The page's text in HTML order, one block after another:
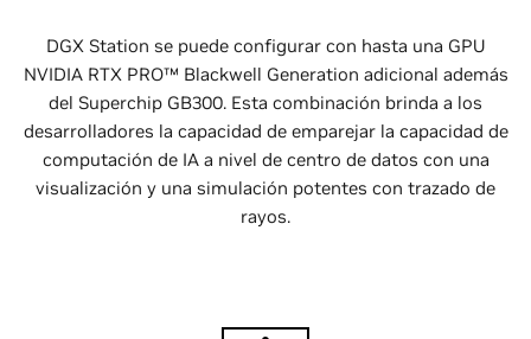
DGX Station se puede configurar con hasta una GPU
NVIDIA RTX PRO™ Blackwell Generation adicional además
del Superchip GB300. Esta combinación brinda a los
desarrolladores la capacidad de emparejar la capacidad de
computación de IA a nivel de centro de datos con una
visualización y una simulación potentes con trazado de
rayos.